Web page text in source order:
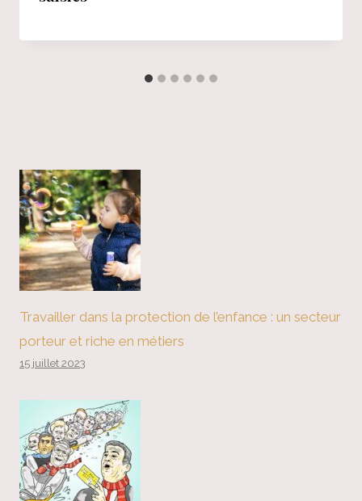
Travailler dans la protection de l’enfance : un secteur
porteur et riche en métiers
15 juillet 2023